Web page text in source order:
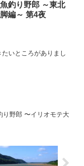
釣り野郎 ～東北
編～ 第4夜
いところがありまし
り野郎 〜イリオモテ大